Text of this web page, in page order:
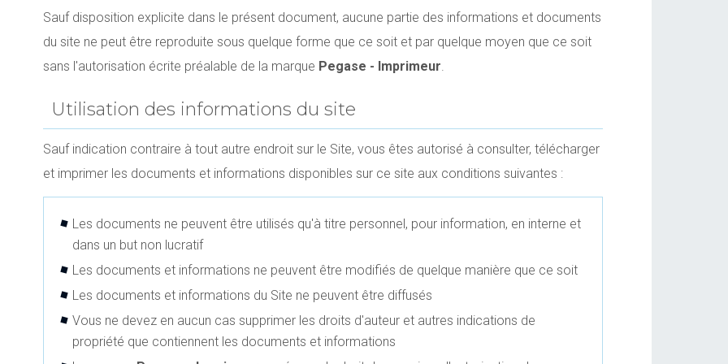
Sauf disposition explicite dans le présent document, aucune partie des informations et documents
du site ne peut être reproduite sous quelque forme que ce soit et par quelque moyen que ce soit
sans l'autorisation écrite préalable de la marque Pegase - Imprimeur
Utilisation des informations du site
Sauf indication contraire à tout autre endroit sur le Site, vous êtes autorisé à consulter, télécharger
et imprimer les documents et informations disponibles sur ce site aux conditions suivantes :
Les documents ne peuvent être utilisés qu'à titre personnel, pour information, en interne et
dans un but non lucratif
Les documents et informations ne peuvent être modifiés de quelque manière que ce soit
Les documents et informations du Site ne peuvent être diffusés
Vous ne devez en aucun cas supprimer les droits d'auteur et autres indications de
propriété que contiennent les documents et informations